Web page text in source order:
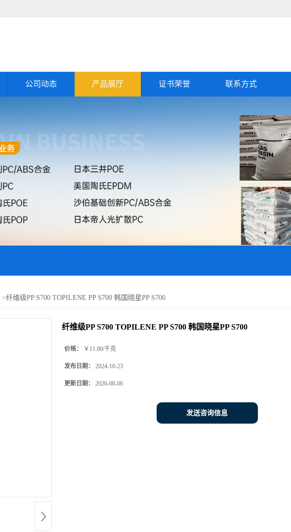
公司动态 产品展厅 证书荣誉 联系方式
>纤维级PP S700 TOPILENE PP S700 韩国晓星PP S700
纤维级PP S700 TOPILENE PP S700 韩国晓星PP S700
价格： ￥11.00/千克
发布日期： 2024-10-23
更新日期： 2026-08-06
发送咨询信息